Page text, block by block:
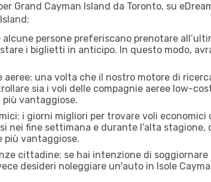
Grand Cayman Island da Toronto, su
persone preferiscano prenotare
i biglietti in anticipo. In questo modo,
una volta che il nostro motore di
sia i voli delle compagnie aeree low-
vantaggiose.
i giorni migliori per trovare voli
nei fine settimana e durante l’alta
più vantaggiose.
cittadine: se hai intenzione di
desideri noleggiare un'auto in Isole